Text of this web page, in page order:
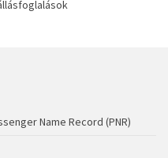
Name Record (PNR)